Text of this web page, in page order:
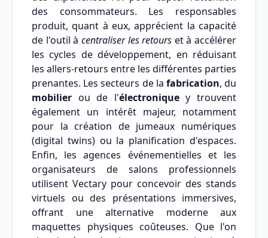
des consommateurs. Les responsables
produit, quant à eux, apprécient la capacité
de l'outil à centraliser les retours et à accélérer
les cycles de développement, en réduisant
les allers-retours entre les différentes parties
prenantes. Les secteurs de la fabrication, du
mobilier ou de l'électroniquey trouvent
également un intérêt majeur, notamment
pour la création de jumeaux numériques
(digital twins) ou la planification d'espaces.
Enfin, les agences événementielles et les
organisateurs de salons professionnels
utilisent Vectary pour concevoir des stands
virtuels ou des présentations immersives,
offrant une alternative moderne aux
maquettes physiques coûteuses. Que l'on